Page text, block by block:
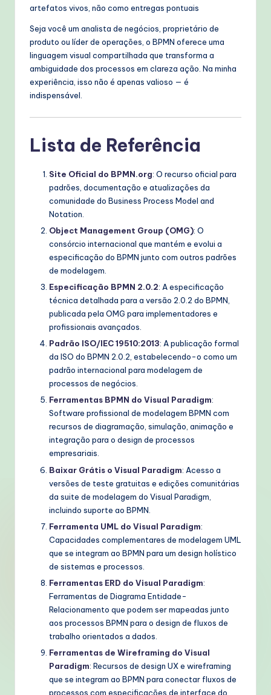
artefatos vivos, não como entregas pontuais
Seja você um analista de negócios, proprietário de
produto ou líder de operações, o BPMN oferece uma
linguagem visual compartilhada que transforma a
ambiguidade dos processos em clareza ação. Na minha
experiência, isso não é apenas valioso — é
indispensável.
Lista de Referência
Site Oficial do BPMN.org: O recurso oficial para
padrões, documentação e atualizações da
comunidade do Business Process Model and
Notation.
Object Management Group (OMG): O
consórcio internacional que mantém e evolui a
especificação do BPMN junto com outros padrões
de modelagem.
Especificação BPMN 2.0.2: A especificação
técnica detalhada para a versão 2.0.2 do BPMN,
publicada pela OMG para implementadores e
profissionais avançados.
Padrão ISO/IEC 19510:2013: A publicação formal
da ISO do BPMN 2.0.2, estabelecendo-o como um
padrão internacional para modelagem de
processos de negócios.
Ferramentas BPMN do Visual Paradigm:
Software profissional de modelagem BPMN com
recursos de diagramação, simulação, animação e
integração para o design de processos
empresariais.
Baixar Grátis o Visual Paradigm: Acesso a
versões de teste gratuitas e edições comunitárias
da suite de modelagem do Visual Paradigm,
incluindo suporte ao BPMN.
Ferramenta UML do Visual Paradigm:
Capacidades complementares de modelagem UML
que se integram ao BPMN para um design holístico
de sistemas e processos.
Ferramentas ERD do Visual Paradigm:
Ferramentas de Diagrama Entidade-
Relacionamento que podem ser mapeadas junto
aos processos BPMN para o design de fluxos de
trabalho orientados a dados.
Ferramentas de Wireframing do Visual
Paradigm: Recursos de design UX e wireframing
que se integram ao BPMN para conectar fluxos de
processos com especificações de interface do